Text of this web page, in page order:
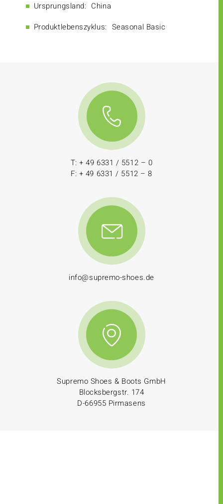
Ursprungsland: China
Produktlebenszyklus: Seasonal Basic
T: + 49 6331 / 5512 – 0
F: + 49 6331 / 5512 – 8
info@supremo-shoes.de
Supremo Shoes & Boots GmbH
Blocksbergstr. 174
D-66955 Pirmasens